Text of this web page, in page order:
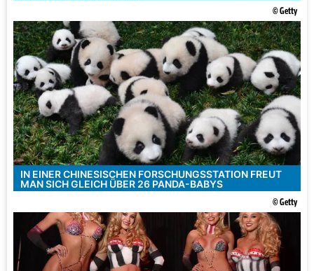
© Getty
IN EINER CHINESISCHEN FORSCHUNGSSTATION FREUT
MAN SICH GLEICH ÜBER 26 PANDA-BABYS
© Getty